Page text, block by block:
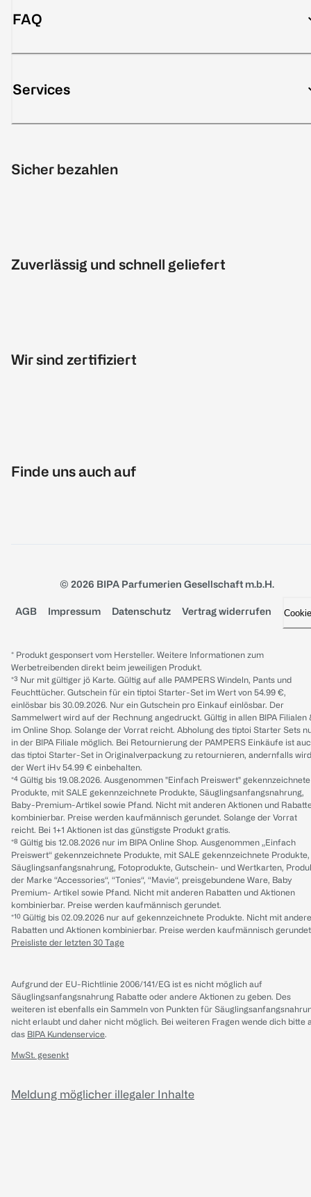
FAQ
Services
Sicher bezahlen
Zuverlässig und schnell geliefert
Wir sind zertifiziert
Finde uns auch auf
© 2026 BIPA Parfumerien Gesellschaft m.b.H.
AGB Impressum Datenschutz Vertrag widerrufen
* Produkt gesponsert vom Hersteller. Weitere Informationen zum
Werbetreibenden direkt beim jeweiligen Produkt.
*³ Nur mit gültiger jö Karte. Gültig auf alle PAMPERS Windeln, Pants und
Feuchttücher. Gutschein für ein tiptoi Starter-Set im Wert von 54.99 €,
einlösbar bis 30.09.2026. Nur ein Gutschein pro Einkauf einlösbar. Der
Sammelwert wird auf der Rechnung angedruckt. Gültig in allen BIPA Filialen
im Online Shop. Solange der Vorrat reicht. Abholung des tiptoi Starter Sets
in der BIPA Filiale möglich. Bei Retournierung der PAMPERS Einkäufe ist
das tiptoi Starter-Set in Originalverpackung zu retournieren, andernfalls wird
der Wert iHv 54.99 € einbehalten.
*⁴ Gültig bis 19.08.2026. Ausgenommen "Einfach Preiswert" gekennzeichnete
Produkte, mit SALE gekennzeichnete Produkte, Säuglingsanfangsnahrung,
Baby-Premium-Artikel sowie Pfand. Nicht mit anderen Aktionen und
kombinierbar. Preise werden kaufmännisch gerundet. Solange der Vorrat
reicht. Bei 1+1 Aktionen ist das günstigste Produkt gratis.
*⁸ Gültig bis 12.08.2026 nur im BIPA Online Shop. Ausgenommen „Einfach
Preiswert“ gekennzeichnete Produkte, mit SALE gekennzeichnete Produkte,
Säuglingsanfangsnahrung, Fotoprodukte, Gutschein- und Wertkarten,
der Marke “Accessories“, “Tonies“, “Mavie“, preisgebundene Ware, Baby
Premium- Artikel sowie Pfand. Nicht mit anderen Rabatten und Aktionen
kombinierbar. Preise werden kaufmännisch gerundet.
*¹⁰ Gültig bis 02.09.2026 nur auf gekennzeichnete Produkte. Nicht mit
Rabatten und Aktionen kombinierbar. Preise werden kaufmännisch
Preisliste der letzten 30 Tage
Aufgrund der EU-Richtlinie 2006/141/EG ist es nicht möglich auf
Säuglingsanfangsnahrung Rabatte oder andere Aktionen zu geben. Des
weiteren ist ebenfalls ein Sammeln von Punkten für
nicht erlaubt und daher nicht möglich. Bei weiteren Fragen wende dich bitte
das BIPA Kundenservice.
MwSt. gesenkt
Meldung möglicher illegaler Inhalte